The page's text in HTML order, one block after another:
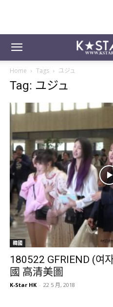
Home Tags ユジュ
Tag: ユジュ
韓國
180522 GFRIEND (여
國 高清美圖
K-Star HK - 22 5 月, 2018